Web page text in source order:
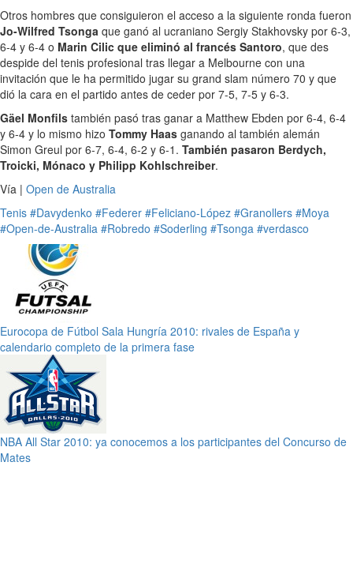
Otros hombres que consiguieron el acceso a la siguiente ronda fueron
Jo-Wilfred Tsonga que ganó al ucraniano Sergiy Stakhovsky por 6-3,
6-4 y 6-4 o Marin Cilic que eliminó al francés Santoro, que des
despide del tenis profesional tras llegar a Melbourne con una
invitación que le ha permitido jugar su grand slam número 70 y que
dió la cara en el partido antes de ceder por 7-5, 7-5 y 6-3.
Gäel Monfils también pasó tras ganar a Matthew Ebden por 6-4, 6-4
y 6-4 y lo mismo hizo Tommy Haas ganando al también alemán
Simon Greul por 6-7, 6-4, 6-2 y 6-1. También pasaron Berdych,
Troicki, Mónaco y Philipp Kohlschreiber.
Vía | Open de Australia
Tenis #Davydenko #Federer #Feliciano-López #Granollers #Moya
#Open-de-Australia #Robredo #Soderling #Tsonga #verdasco
Eurocopa de Fútbol Sala Hungría 2010: rivales de España y
calendario completo de la primera fase
NBA All Star 2010: ya conocemos a los participantes del Concurso de
Mates